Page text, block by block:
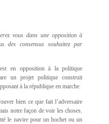
vous dans une opposition à
des consensus souhaitez par
en opposition à la politique
un projet politique construit
à la république en marche.
bien ce que fait l’adversaire
notre façon de voir les choses.
le navire pour un hochet ou un